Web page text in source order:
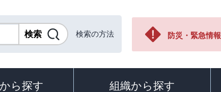
検索の方法 防災・緊急情報
ら探す 組織から探す